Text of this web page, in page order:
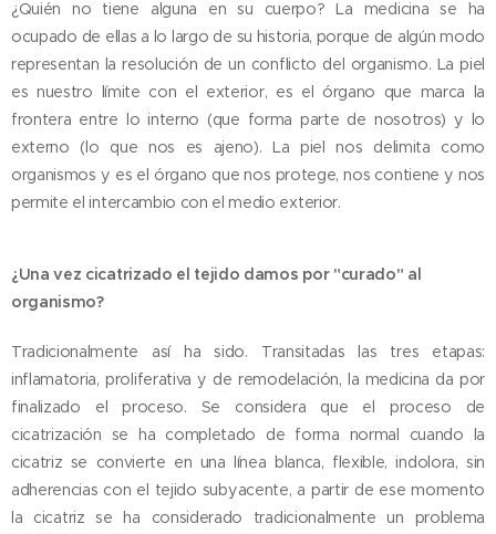
¿Quién no tiene alguna en su cuerpo? La medicina se ha
ocupado de ellas a lo largo de su historia, porque de algún modo
representan la resolución de un conflicto del organismo. La piel
es nuestro límite con el exterior, es el órgano que marca la
frontera entre lo interno (que forma parte de nosotros) y lo
externo (lo que nos es ajeno). La piel nos delimita como
organismos y es el órgano que nos protege, nos contiene y nos
permite el intercambio con el medio exterior.
¿Una vez cicatrizado el tejido damos por "curado" al
organismo?
Tradicionalmente así ha sido. Transitadas las tres etapas:
inflamatoria, proliferativa y de remodelación, la medicina da por
finalizado el proceso. Se considera que el proceso de
cicatrización se ha completado de forma normal cuando la
cicatriz se convierte en una línea blanca, flexible, indolora, sin
adherencias con el tejido subyacente, a partir de ese momento
la cicatriz se ha considerado tradicionalmente un problema